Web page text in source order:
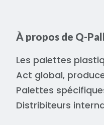
À propos de Q-
Les palettes
Act global,
Palettes
Distribiteurs